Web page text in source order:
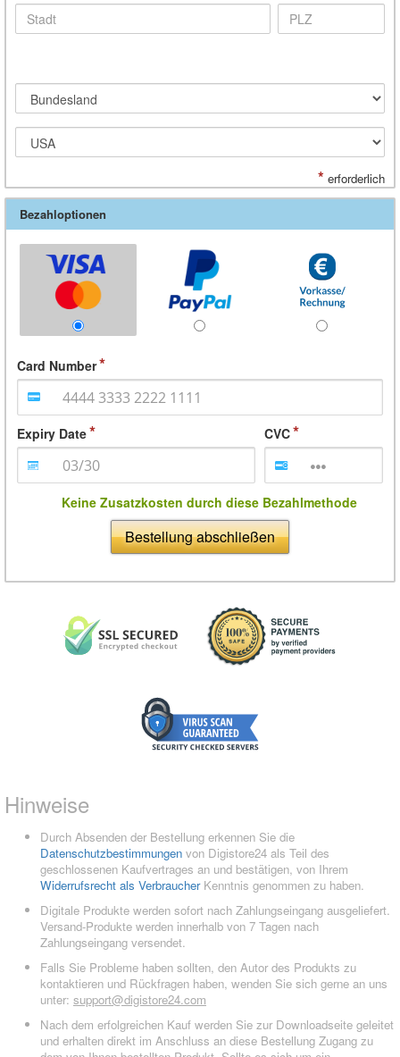
* erforderlich
Bezahloptionen
Card Number
Expiry Date CVC
Keine Zusatzkosten durch diese Bezahlmethode
Bestellung abschließen
Hinweise
Durch Absenden der Bestellung erkennen Sie die
Datenschutzbestimmungen von Digistore24 als Teil des
geschlossenen Kaufvertrages an und bestätigen, von Ihrem
Widerrufsrecht als VerbraucherKenntnis genommen zu haben.
Digitale Produkte werden sofort nach Zahlungseingang ausgeliefert.
Versand-Produkte werden innerhalb von 7 Tagen nach
Zahlungseingang versendet.
Falls Sie Probleme haben sollten, den Autor des Produkts zu
kontaktieren und Rückfragen haben, wenden Sie sich gerne an uns
unter: support@digistore24.com
Nach dem erfolgreichen Kauf werden Sie zur Downloadseite geleitet
und erhalten direkt im Anschluss an diese Bestellung Zugang zu